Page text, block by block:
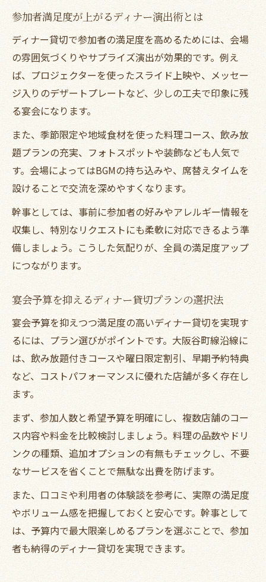
参加者満足度が上がるディナー演出術とは
ディナー貸切で参加者の満足度を高めるためには、会場
の雰囲気づくりやサプライズ演出が効果的です。例え
ば、プロジェクターを使ったスライド上映や、メッセー
ジ入りのデザートプレートなど、少しの工夫で印象に残
る宴会になります。
また、季節限定や地域食材を使った料理コース、飲み放
題プランの充実、フォトスポットや装飾なども人気で
す。会場によってはBGMの持ち込みや、席替えタイムを
設けることで交流を深めやすくなります。
幹事としては、事前に参加者の好みやアレルギー情報を
収集し、特別なリクエストにも柔軟に対応できるよう準
備しましょう。こうした気配りが、全員の満足度アップ
につながります。
宴会予算を抑えるディナー貸切プランの選択法
宴会予算を抑えつつ満足度の高いディナー貸切を実現す
るには、プラン選びがポイントです。大阪谷町線沿線に
は、飲み放題付きコースや曜日限定割引、早期予約特典
など、コストパフォーマンスに優れた店舗が多く存在し
ます。
まず、参加人数と希望予算を明確にし、複数店舗のコー
ス内容や料金を比較検討しましょう。料理の品数やドリ
ンクの種類、追加オプションの有無もチェックし、不要
なサービスを省くことで無駄な出費を防げます。
また、口コミや利用者の体験談を参考に、実際の満足度
やボリューム感を把握しておくと安心です。幹事として
は、予算内で最大限楽しめるプランを選ぶことで、参加
者も納得のディナー貸切を実現できます。